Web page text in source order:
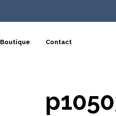
Boutique Contact